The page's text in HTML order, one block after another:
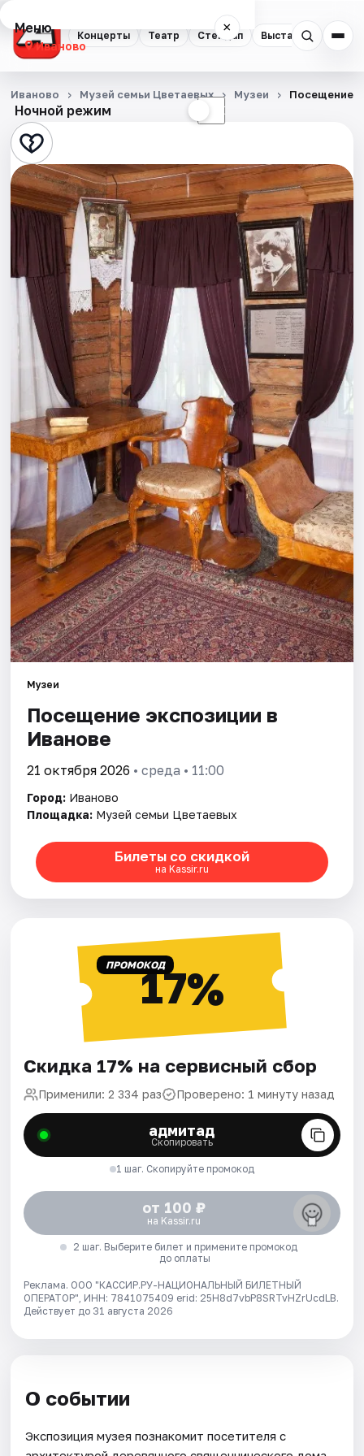
Концерты Театр Стендап Выставки Спорт
Меню ×
Иваново
Концерты
Театр
Стендап
Выставки
Спорт
События
Города
Площадки
Артисты
Рейтинги
Ночной режим ☾
Иваново Музей семьи Цветаевых Музеи Посещение
Музеи
Посещение экспозиции в
Иванове
21 октября 2026 • среда • 11:00
Город: Иваново
Площадка: Музей семьи Цветаевых
Билеты со скидкой
на Kassir.ru
ПРОМОКОД17%
Скидка 17% на сервисный сбор
Применили: 2 334 раз Проверено: 1 минуту назад
адмитад
Скопировать
1 шаг. Скопируйте промокод
от 100 ₽
на Kassir.ru
2 шаг. Выберите билет и примените промокод
до оплаты
Реклама. ООО "КАССИР.РУ-НАЦИОНАЛЬНЫЙ БИЛЕТНЫЙ
ОПЕРАТОР", ИНН: 7841075409 erid: 25H8d7vbP8SRTvHZrUcdLB.
Действует до 31 августа 2026
О событии
Экспозиция музея познакомит посетителя с